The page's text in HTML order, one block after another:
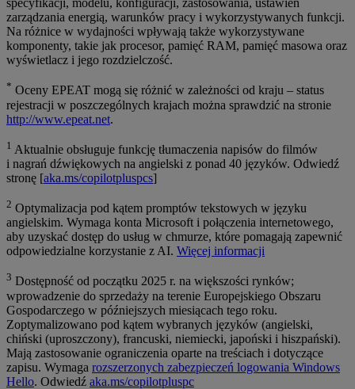
specyfikacji, modelu, konfiguracji, zastosowania, ustawień
zarządzania energią, warunków pracy i wykorzystywanych funkcji.
Na różnice w wydajności wpływają także wykorzystywane
komponenty, takie jak procesor, pamięć RAM, pamięć masowa oraz
wyświetlacz i jego rozdzielczość.
* Oceny EPEAT mogą się różnić w zależności od kraju – status
rejestracji w poszczególnych krajach można sprawdzić na stronie
http://www.epeat.net.
1 Aktualnie obsługuje funkcję tłumaczenia napisów do filmów
i nagrań dźwiękowych na angielski z ponad 40 języków. Odwiedź
stronę [aka.ms/copilotpluspcs]
2 Optymalizacja pod kątem promptów tekstowych w języku
angielskim. Wymaga konta Microsoft i połączenia internetowego,
aby uzyskać dostęp do usług w chmurze, które pomagają zapewnić
odpowiedzialne korzystanie z AI. Więcej informacji
3 Dostępność od początku 2025 r. na większości rynków;
wprowadzenie do sprzedaży na terenie Europejskiego Obszaru
Gospodarczego w późniejszych miesiącach tego roku.
Zoptymalizowano pod kątem wybranych języków (angielski,
chiński (uproszczony), francuski, niemiecki, japoński i hiszpański).
Mają zastosowanie ograniczenia oparte na treściach i dotyczące
zapisu. Wymaga rozszerzonych zabezpieczeń logowania Windows
Hello. Odwiedź aka.ms/copilotpluspc